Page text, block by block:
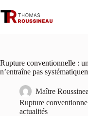
au
contenu
Rupture conventionnelle :
n’entraîne pas
Maître
Rupture
actualités